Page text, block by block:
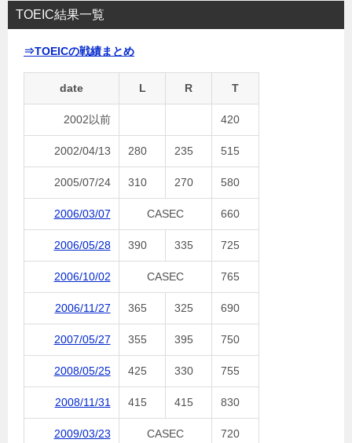
TOEIC結果一覧
⇒TOEICの戦績まとめ
date L R T
2002以前 420
2002/04/13 280 235 515
2005/07/24 310 270 580
2006/03/07 CASEC 660
2006/05/28 390 335 725
2006/10/02 CASEC 765
2006/11/27 365 325 690
2007/05/27 355 395 750
2008/05/25 425 330 755
2008/11/31 415 415 830
2009/03/23 CASEC 720